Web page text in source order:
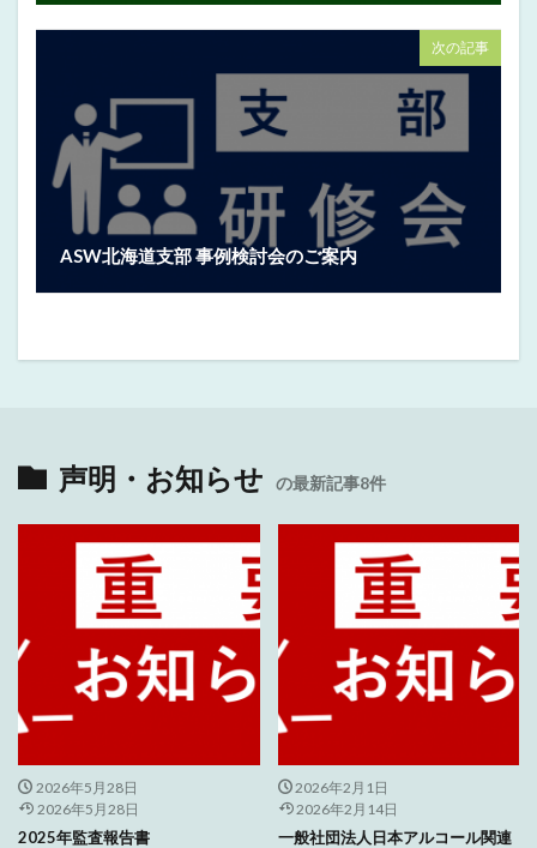
次の記事
ASW北海道支部 事例検討会のご案内
声明・お知らせ の最新記事8件
2026年5月28日
2026年5月28日
2025年監査報告書
2026年2月1日
2026年2月14日
一般社団法人日本アルコール関連